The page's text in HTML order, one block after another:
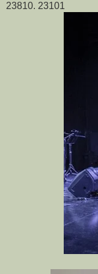
23810. 23101